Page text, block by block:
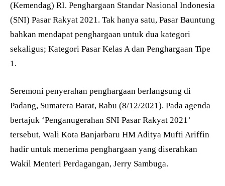
(Kemendag) RI. Penghargaan Standar Nasional Indonesia
(SNI) Pasar Rakyat 2021. Tak hanya satu, Pasar Bauntung
bahkan mendapat penghargaan untuk dua kategori
sekaligus; Kategori Pasar Kelas A dan Penghargaan Tipe
1.
Seremoni penyerahan penghargaan berlangsung di
Padang, Sumatera Barat, Rabu (8/12/2021). Pada agenda
bertajuk ‘Penganugerahan SNI Pasar Rakyat 2021’
tersebut, Wali Kota Banjarbaru HM Aditya Mufti Ariffin
hadir untuk menerima penghargaan yang diserahkan
Wakil Menteri Perdagangan, Jerry Sambuga.